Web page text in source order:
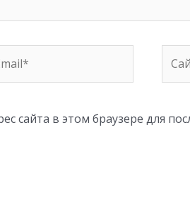
сайта в этом браузере для